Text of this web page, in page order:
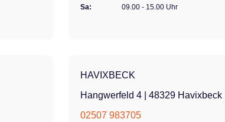
Sa:
09.00 - 15.00 Uhr
HAVIXBECK
Hangwerfeld 4 | 48329 Havixbeck
02507 983705